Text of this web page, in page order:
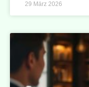
29 März 2026